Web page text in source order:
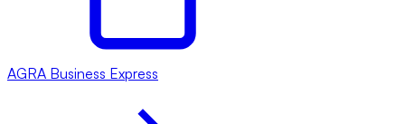
AGRA Business Express